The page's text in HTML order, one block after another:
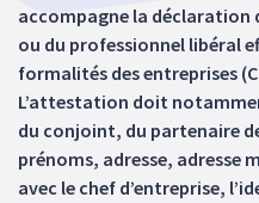
accompagne la déclaration
ou du professionnel libéral
formalités des entreprises
L’attestation doit
du conjoint, du partenaire
prénoms, adresse, adresse
avec le chef d’entreprise,